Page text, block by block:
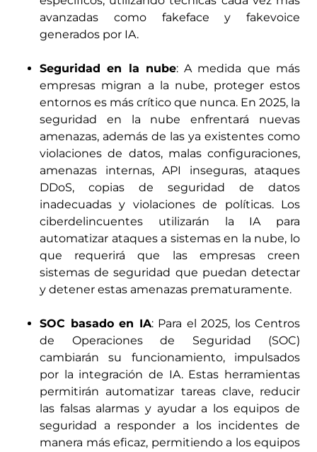
avanzadas como fakeface y fakevoice
generados por IA.
Seguridad en la nube: A medida que más
empresas migran a la nube, proteger estos
entornos es más crítico que nunca. En 2025, la
seguridad en la nube enfrentará nuevas
amenazas, además de las ya existentes como
violaciones de datos, malas configuraciones,
amenazas internas, API inseguras, ataques
DDoS, copias de seguridad de datos
inadecuadas y violaciones de políticas. Los
ciberdelincuentes utilizarán la IA para
automatizar ataques a sistemas en la nube, lo
que requerirá que las empresas creen
sistemas de seguridad que puedan detectar
y detener estas amenazas prematuramente.
SOC basado en IA: Para el 2025, los Centros
de Operaciones de Seguridad (SOC)
cambiarán su funcionamiento, impulsados
por la integración de IA. Estas herramientas
permitirán automatizar tareas clave, reducir
las falsas alarmas y ayudar a los equipos de
seguridad a responder a los incidentes de
manera más eficaz, permitiendo a los equipos